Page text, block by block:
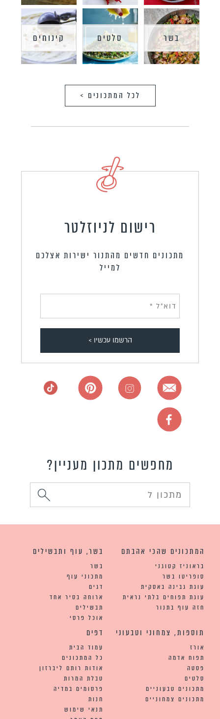
בשר סלטים קינוחים
לכל המתכונים >
רישום לניוזלטר
מתכונים חדשים מהתנור ישירות אצלכם
למייל
מחפשים מתכון מעניין?
המתכונים שהכי אהבתם
בראוניז קטוגני
סופריטו בשר
עוגת גבינה באסקית
עוגת תפוחים בלתי נראית
חזה עוף בתנור
בשר, עוף ותבשילים
בשר
מתכוני עוף
דגים
ארוחה בסיר אחד
תבשילים
אוכל פרסי
תוספות, צמחוני וטבעוני
אורז
תפוח אדמה
פסטה
סלטים
מתכונים טבעוניים
מתכונים צמחוניים
דפים
עמוד הבית
כל המתכונים
אודות רותם ליברזון
טבלת המרות
פרסומים במדיה
חנות
תנאי שימוש